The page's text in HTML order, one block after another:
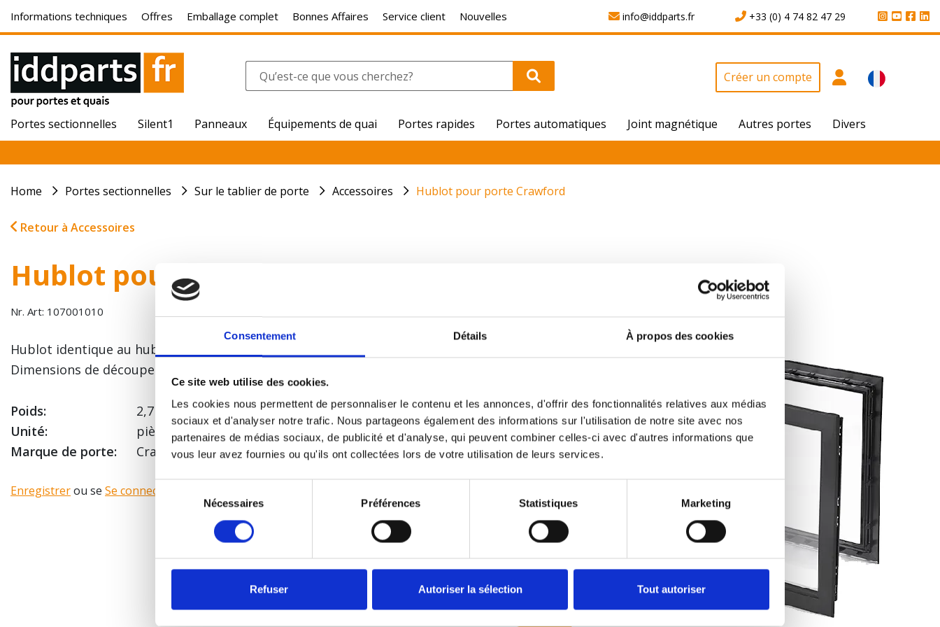
Consentement Détails À propos des cookies
Ce site web utilise des cookies.
Les cookies nous permettent de personnaliser le contenu et les annonces, d'offrir des fonctionnalités relatives aux médias
sociaux et d'analyser notre trafic. Nous partageons également des informations sur l'utilisation de notre site avec nos
partenaires de médias sociaux, de publicité et d'analyse, qui peuvent combiner celles-ci avec d'autres informations que
vous leur avez fournies ou qu'ils ont collectées lors de votre utilisation de leurs services.
Sélection
consentement
Nécessaires Préférences Statistiques Marketing
Refuser Autoriser la sélection Tout autoriser
info@iddparts.fr +33 (0) 4 74 82 47 29
Informations techniques Offres Emballage complet Bonnes Affaires Service client Nouvelles
Créer un compte
Portes sectionnelles Silent1 Panneaux Équipements de quai Portes rapides Portes automatiques Joint magnétique Autres portes Divers
Home Portes sectionnelles Sur le tablier de porte Accessoires Hublot pour porte Crawford
Retour à Accessoires
Hublot pour porte Crawford
Nr. Art: 107001010
Hublot identique au hublot Crawford type DARP, rectangulaire.
Dimensions de découpe panneau 653 x349 mm.
Poids:
2,7 Kg
Unité:
pièce
Marque de porte:
Crawford, Normstahl
Enregistrerou se Se connecter